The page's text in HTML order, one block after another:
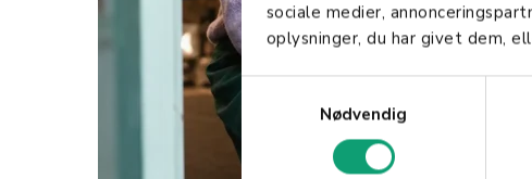
sociale medier,
oplysninger, du har givet dem,
t
Nødvendig